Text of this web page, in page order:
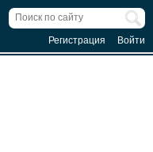
Регистрация Войти